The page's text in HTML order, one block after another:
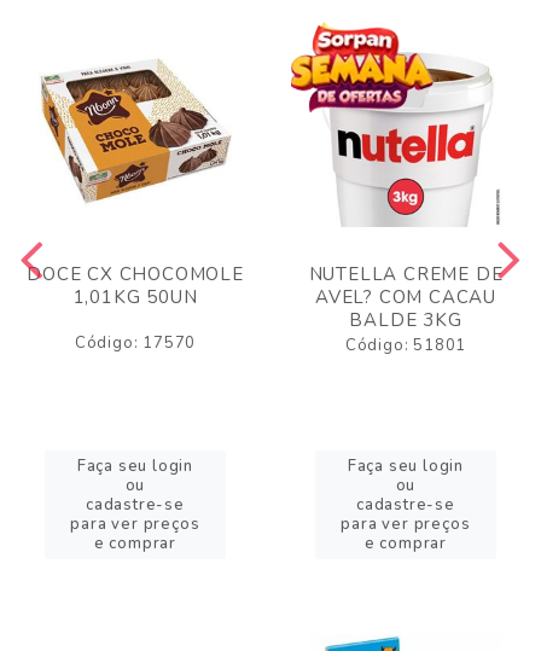
DOCE CX CHOCOMOLE
1,01KG 50UN
Código: 17570
Faça seu login
ou
cadastre-se
para ver preços
e comprar
NUTELLA CREME DE
AVEL? COM CACAU
BALDE 3KG
Código: 51801
Faça seu login
ou
cadastre-se
para ver preços
e comprar